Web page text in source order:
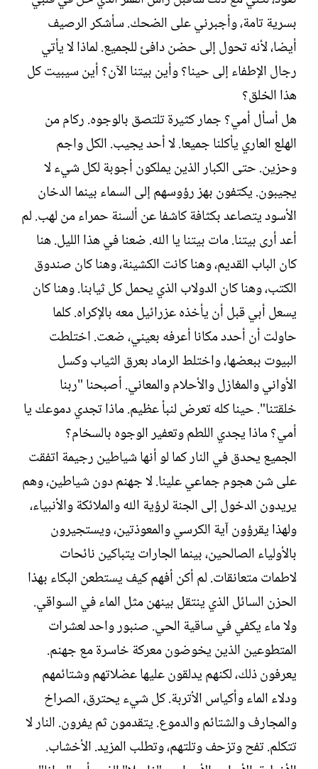
بسرية تامة، وأجبرني على الضحك. سأشكر الرصيف
أيضا، لأنه تحول إلى حضن دافئ للجميع. لماذا لا يأتي
رجال الإطفاء إلى حينا؟ وأين بيتنا الآن؟ أين سيبيت كل
هذا الخلق؟
هل أسأل أمي؟ جمار كثيرة تلتصق بالوجوه. ركام من
الهلع العاري يأكلنا جميعا. لا أحد يجيب. الكل واجم
وحزين. حتى الكبار الذين يملكون أجوبة لكل شيء لا
يجيبون. يكتفون بهز رؤوسهم إلى السماء بينما الدخان
الأسود يتصاعد بكثافة كاشفا عن ألسنة حمراء من لهب. لم
أعد أرى بيتنا. مات بيتنا يا الله. ضعنا في هذا الليل. هنا
كان الباب القديم، وهنا كانت الكشينة، وهنا كان صندوق
الكتب، وهنا كان الدولاب الذي يحمل كل ثيابنا. وهنا كان
يسعل أبي قبل أن يأخذه عزرائيل معه بالإكراه. كلما
حاولت أن أحدد مكانا أعرفه بعيني، ضعت. اختلطت
البيوت ببعضها، واختلط الرماد بعرق الثياب وكسل
الأواني والمغازل والأحلام والمعاني. أصبحنا "ربنا
خلقتنا". حينا كله تعرض لنبأ عظيم. ماذا تجدي دموعك يا
أمي؟ ماذا يجدي اللطم وتعفير الوجوه بالسخام؟
الجميع يحدق في النار كما لو أنها شياطين رجيمة اتفقت
على شن هجوم جماعي علينا. لا جهنم دون شياطين، وهم
يريدون الدخول إلى الجنة لرؤية الله والملائكة والأنبياء،
ولهذا يقرؤون آية الكرسي والمعوذتين، ويستجيرون
بالأولياء الصالحين، بينما الجارات يتباكين نائحات
لاطمات متعانقات. لم أكن أفهم كيف يستطعن البكاء بهذا
الحزن السائل الذي ينتقل بينهن مثل الماء في السواقي.
ولا ماء يكفي في ساقية الحي. صنبور واحد لعشرات
المتطوعين الذين يخوضون معركة خاسرة مع جهنم.
يعرفون ذلك، لكنهم يدلقون عليها عضلاتهم وشتائمهم
ودلاء الماء وأكياس الأتربة. كل شيء يحترق، الصراخ
والمجارف والشتائم والدموع. يتقدمون ثم يفرون. النار لا
تتكلم. تفح وتزحف وتلتهم، وتطلب المزيد. الأخشاب.